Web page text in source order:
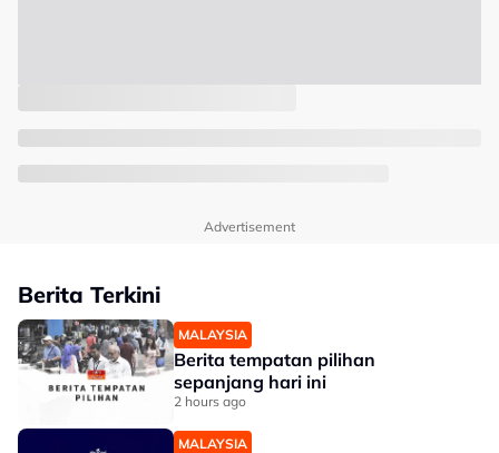
Advertisement
Berita Terkini
MALAYSIA
Berita tempatan pilihan
sepanjang hari ini
2 hours ago
MALAYSIA